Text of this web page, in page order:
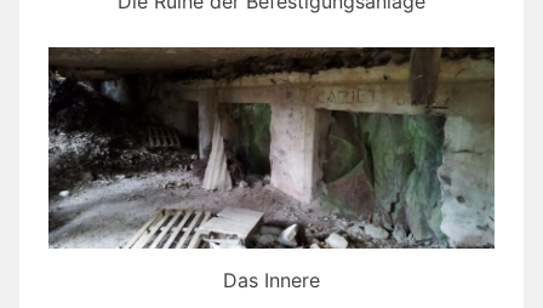
Das Innere